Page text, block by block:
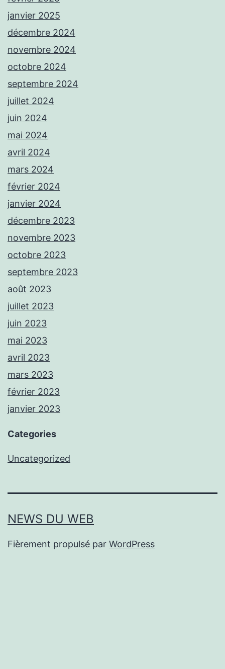
janvier 2025
décembre 2024
novembre 2024
octobre 2024
septembre 2024
juillet 2024
juin 2024
mai 2024
avril 2024
mars 2024
février 2024
janvier 2024
décembre 2023
novembre 2023
octobre 2023
septembre 2023
août 2023
juillet 2023
juin 2023
mai 2023
avril 2023
mars 2023
février 2023
janvier 2023
Categories
Uncategorized
NEWS DU WEB
Fièrement propulsé par WordPress